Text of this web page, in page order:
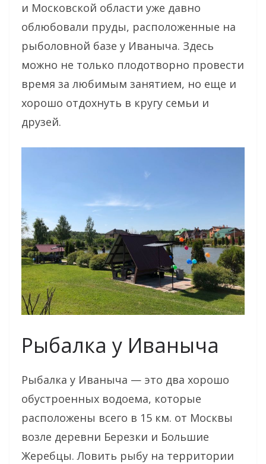
и Московской области уже давно
облюбовали пруды, расположенные на
рыболовной базе у Иваныча. Здесь
можно не только плодотворно провести
время за любимым занятием, но еще и
хорошо отдохнуть в кругу семьи и
друзей.
Рыбалка у Иваныча
Рыбалка у Иваныча — это два хорошо
обустроенных водоема, которые
расположены всего в 15 км. от Москвы
возле деревни Березки и Большие
Жеребцы. Ловить рыбу на территории